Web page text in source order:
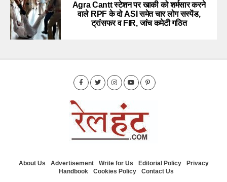
Agra Cantt स्टेशन पर खाकी को शर्मसार करने
वाले RPF के दो ASI समेत चार लोग सस्पेंड,
ट्रांसफर व FIR, जांच कमेटी गठित
About Us Advertisement Write for Us Editorial Policy
Privacy
Handbook
Cookies Policy Contact Us